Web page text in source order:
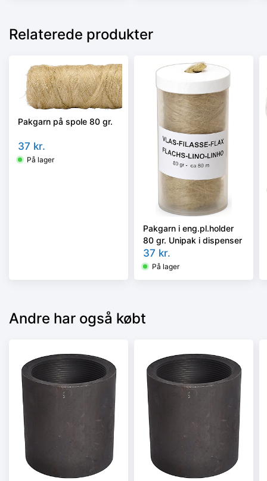
Relaterede produkter
Pakgarn på spole 80 gr.
37 kr.
På lager
Pakgarn i eng.pl.holder
80 gr. Unipak i dispenser
37 kr.
På lager
Andre har også købt